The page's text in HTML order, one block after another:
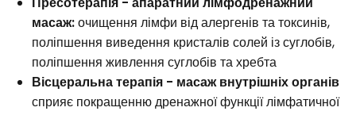
масаж:очищення лімфи від алергенів та токсинів,
поліпшення виведення кристалів солей із суглобів,
поліпшення живлення суглобів та хребта
Вісцеральна терапія - масаж внутрішніх органів
сприяє покращенню дренажної функції лімфатичної